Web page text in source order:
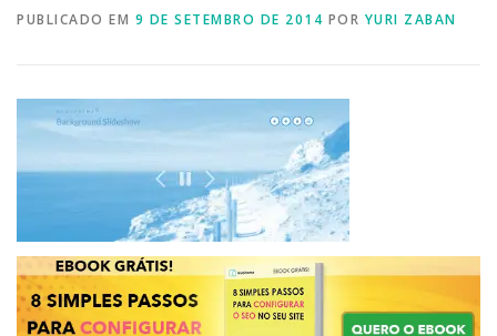
PUBLICADO EM 9 DE SETEMBRO DE 2014 POR YURI ZABAN